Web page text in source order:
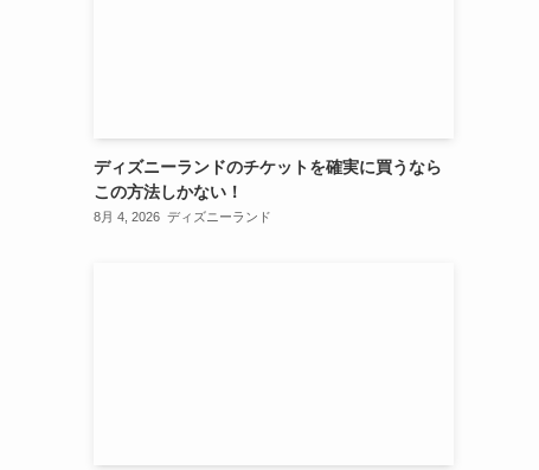
ディズニーランドのチケットを確実に買うなら
この方法しかない！
8月 4, 2026 ディズニーランド